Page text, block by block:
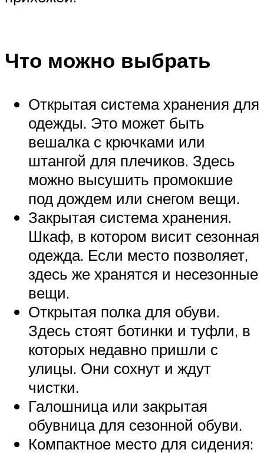
Что можно выбрать
Открытая система хранения для
одежды. Это может быть
вешалка с крючками или
штангой для плечиков. Здесь
можно высушить промокшие
под дождем или снегом вещи.
Закрытая система хранения.
Шкаф, в котором висит сезонная
одежда. Если место позволяет,
здесь же хранятся и несезонные
вещи.
Открытая полка для обуви.
Здесь стоят ботинки и туфли, в
которых недавно пришли с
улицы. Они сохнут и ждут
чистки.
Галошница или закрытая
обувница для сезонной обуви.
Компактное место для сидения: